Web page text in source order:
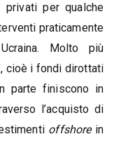
privati per qualche
praticamente
Molto più
cioè i fondi dirottati
parte finiscono in
l’acquisto di
offshorein